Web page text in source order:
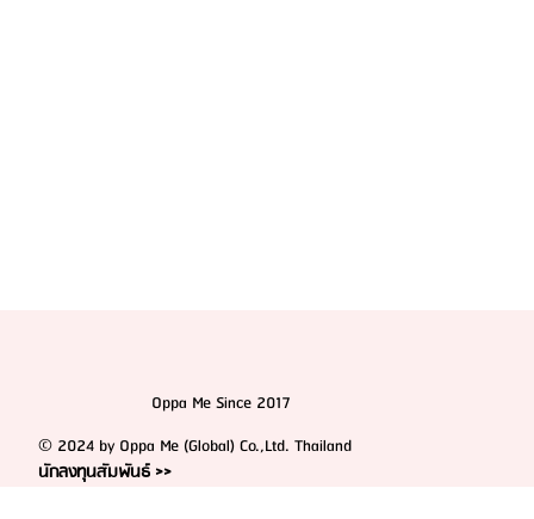
Oppa Me Since 2017
© 2024 by Oppa Me (Global) Co.,Ltd. Thailand
นักลงทุนสัมพันธ์ >>